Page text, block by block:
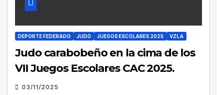
DEPORTE FEDERADO JUDO JUEGOS ESCOLARES 2025 VZLA
Judo carabobeño en la cima de los
VII Juegos Escolares CAC 2025.
03/11/2025